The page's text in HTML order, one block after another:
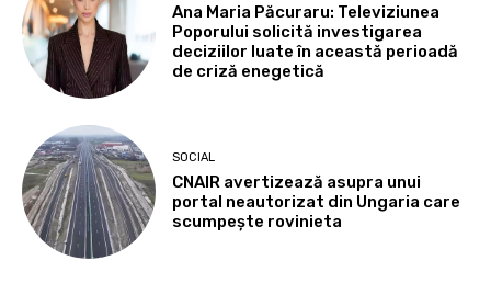
Ana Maria Păcuraru: Televiziunea
Poporului solicită investigarea
deciziilor luate în această perioadă
de criză enegetică
SOCIAL
CNAIR avertizează asupra unui
portal neautorizat din Ungaria care
scumpește rovinieta